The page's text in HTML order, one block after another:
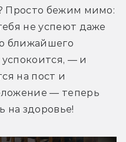
Просто бежим мимо:
не успеют даже
ближайшего
— и
на пост и
— теперь
на здоровье!